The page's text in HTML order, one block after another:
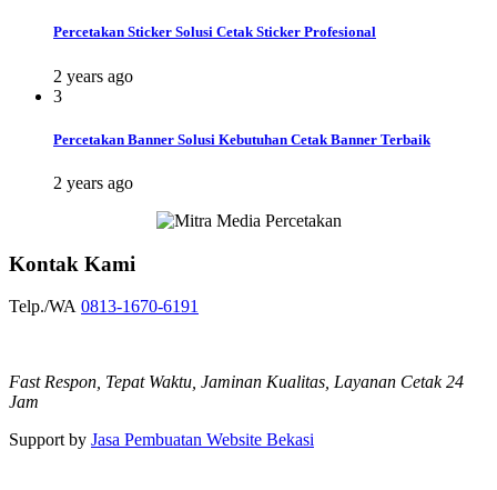
Percetakan Sticker Solusi Cetak Sticker Profesional
2 years ago
3
Percetakan Banner Solusi Kebutuhan Cetak Banner Terbaik
2 years ago
Kontak Kami
Telp./WA 0813-1670-6191
Fast Respon, Tepat Waktu, Jaminan Kualitas, Layanan Cetak 24
Jam
Support by Jasa Pembuatan Website Bekasi